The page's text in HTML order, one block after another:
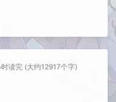
时读完 (大约12917个字)